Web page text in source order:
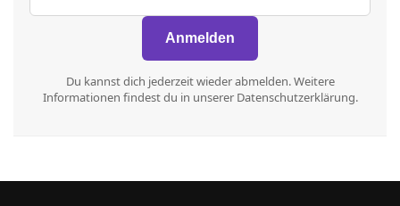
Du kannst dich jederzeit wieder abmelden. Weitere
Informationen findest du in unserer Datenschutzerklärung.